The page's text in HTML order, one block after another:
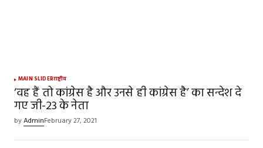
MAIN SLIDERराष्ट्रीय
‘वह हैं तो कांग्रेस है और उनसे ही कांग्रेस है’ का सन्देश दे
गए जी-23 के नेता
byAdminFebruary 27, 2021